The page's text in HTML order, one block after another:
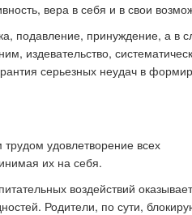
вера в себя и в свои
подавление, принуждение, а в
издевательство,
серьезных неудач в
удовлетворение всех
их на себя.
воздействий
Родители, по сути,